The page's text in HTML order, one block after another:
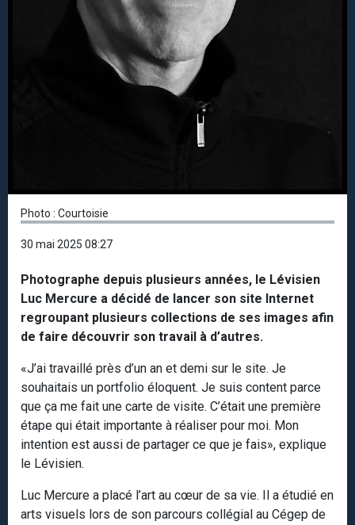
Photo : Courtoisie
30 mai 2025 08:27
Photographe depuis plusieurs années, le Lévisien
Luc Mercure a décidé de lancer son site Internet
regroupant plusieurs collections de ses images afin
de faire découvrir son travail à d’autres.
«J’ai travaillé près d’un an et demi sur le site. Je
souhaitais un portfolio éloquent. Je suis content parce
que ça me fait une carte de visite. C’était une première
étape qui était importante à réaliser pour moi. Mon
intention est aussi de partager ce que je fais», explique
le Lévisien.
Luc Mercure a placé l’art au cœur de sa vie. Il a étudié en
arts visuels lors de son parcours collégial au Cégep de